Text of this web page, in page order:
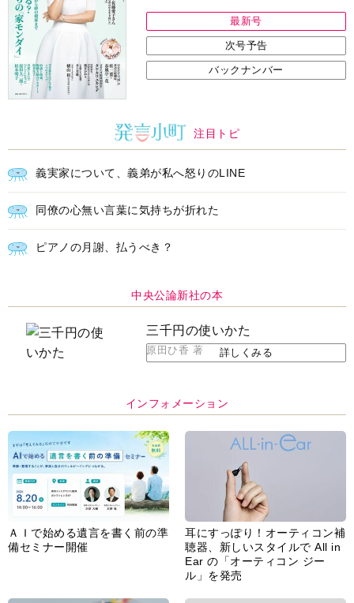
最新号
次号予告
バックナンバー
注目トピ
義実家について、義弟が私へ怒りのLINE
同僚の心無い言葉に気持ちが折れた
ピアノの月謝、払うべき？
中央公論新社の本
三千円の使いかた
原田ひ香 著 詳しくみる
インフォメーション
ＡＩで始める遺言を書く前の準
備セミナー開催
耳にすっぽり！オーティコン補
聴器、新しいスタイルで All in
Ear の「オーティコン ジー
ル」を発売